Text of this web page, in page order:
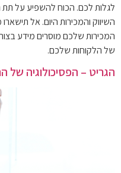
לגלות לכם. הכוח להשפיע על
השיווק והמכירות היום. אל
המכירות שלכם מוסרים מידע
של הלקוחות שלכם.
הגריט – הפסיכולוגיה של